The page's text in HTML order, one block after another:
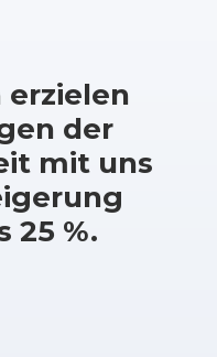
erzielen
der
mit uns
25 %.